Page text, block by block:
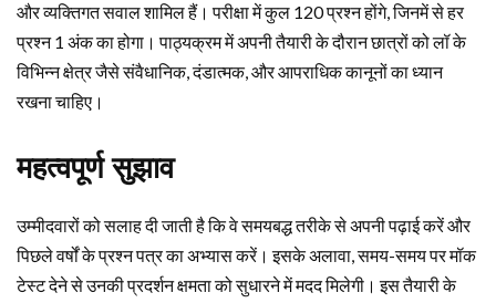
और व्यक्तिगत सवाल शामिल हैं। परीक्षा में कुल 120 प्रश्न होंगे, जिनमें से हर
प्रश्न 1 अंक का होगा। पाठ्यक्रम में अपनी तैयारी के दौरान छात्रों को लॉ के
विभिन्न क्षेत्र जैसे संवैधानिक, दंडात्मक, और आपराधिक कानूनों का ध्यान
रखना चाहिए।
महत्वपूर्ण सुझाव
उम्मीदवारों को सलाह दी जाती है कि वे समयबद्ध तरीके से अपनी पढ़ाई करें और
पिछले वर्षों के प्रश्न पत्र का अभ्यास करें। इसके अलावा, समय-समय पर मॉक
टेस्ट देने से उनकी प्रदर्शन क्षमता को सुधारने में मदद मिलेगी। इस तैयारी के